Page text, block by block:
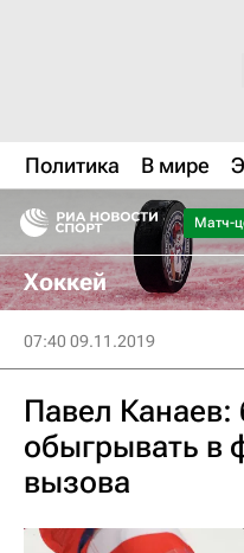
Политика В мире
Матч-
Хоккей
07:40 09.11.2019
Павел Канаев:
обыгрывать в
вызова